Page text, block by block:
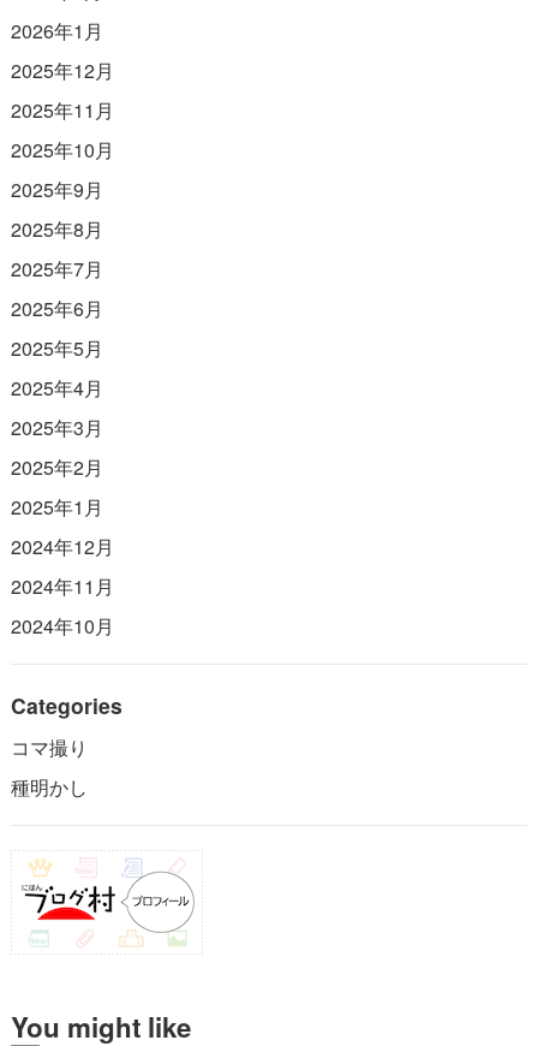
2026年1月
2025年12月
2025年11月
2025年10月
2025年9月
2025年8月
2025年7月
2025年6月
2025年5月
2025年4月
2025年3月
2025年2月
2025年1月
2024年12月
2024年11月
2024年10月
Categories
コマ撮り
種明かし
You might like